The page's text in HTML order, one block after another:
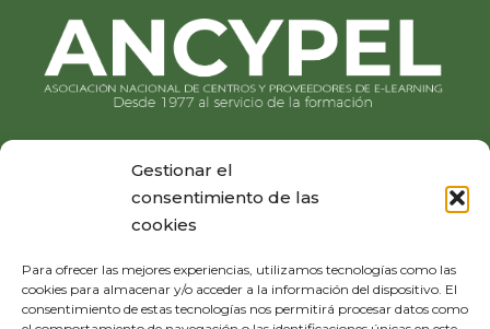
Gestionar el
consentimiento de las
cookies
Para ofrecer las mejores experiencias, utilizamos tecnologías como las
cookies para almacenar y/o acceder a la información del dispositivo. El
consentimiento de estas tecnologías nos permitirá procesar datos como